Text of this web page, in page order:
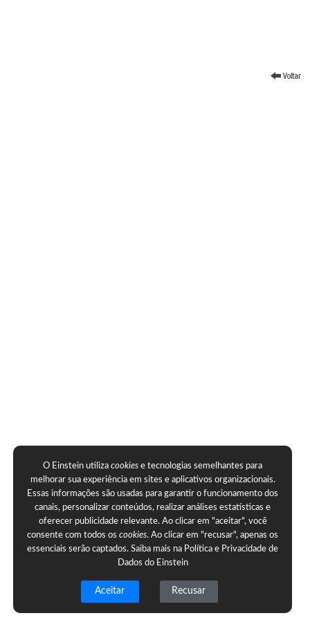
O Einstein utilizacookies e tecnologias semelhantes para
melhorar sua experiência em sites e aplicativos organizacionais.
Essas informações são usadas para garantir o funcionamento dos
canais, personalizar conteúdos, realizar análises estatísticas e
oferecer publicidade relevante. Ao clicar em "aceitar", você
consente com todos oscookies. Ao clicar em "recusar", apenas os
essenciais serão captados. Saiba mais na Política e Privacidade de
Dados do Einstein
Aceitar Recusar